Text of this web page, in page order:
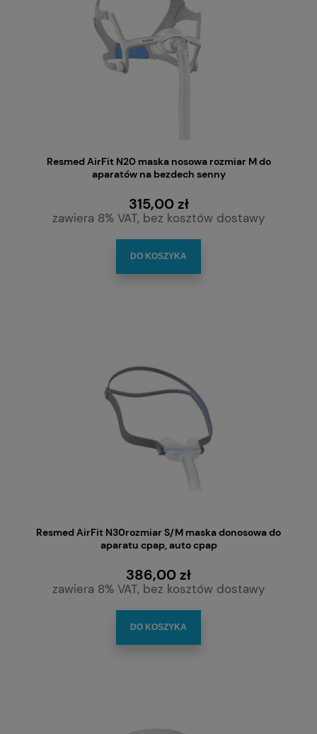
Resmed AirFit N20 maska nosowa rozmiar M do
aparatów na bezdech senny
315,00 zł
zawiera 8% VAT, bez kosztów dostawy
DO KOSZYKA
Resmed AirFit N30rozmiar S/M maska donosowa do
aparatu cpap, auto cpap
386,00 zł
zawiera 8% VAT, bez kosztów dostawy
DO KOSZYKA